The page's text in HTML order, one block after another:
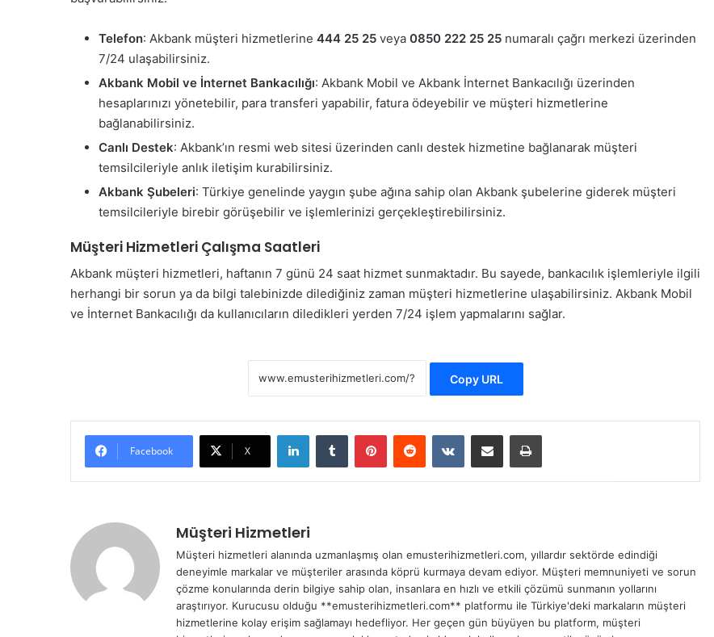
Telefon: Akbank müşteri hizmetlerine 444 25 25 veya 0850 222 25 25 numaralı çağrı merkezi üzerinden
7/24 ulaşabilirsiniz.
Akbank Mobil ve İnternet Bankacılığı: Akbank Mobil ve Akbank İnternet Bankacılığı üzerinden
hesaplarınızı yönetebilir, para transferi yapabilir, fatura ödeyebilir ve müşteri hizmetlerine
bağlanabilirsiniz.
Canlı Destek: Akbank’ın resmi web sitesi üzerinden canlı destek hizmetine bağlanarak müşteri
temsilcileriyle anlık iletişim kurabilirsiniz.
Akbank Şubeleri: Türkiye genelinde yaygın şube ağına sahip olan Akbank şubelerine giderek müşteri
temsilcileriyle birebir görüşebilir ve işlemlerinizi gerçekleştirebilirsiniz.
Müşteri Hizmetleri Çalışma Saatleri
Akbank müşteri hizmetleri, haftanın 7 günü 24 saat hizmet sunmaktadır. Bu sayede, bankacılık işlemleriyle ilgili
herhangi bir sorun ya da bilgi talebinizde dilediğiniz zaman müşteri hizmetlerine ulaşabilirsiniz. Akbank Mobil
ve İnternet Bankacılığı da kullanıcıların diledikleri yerden 7/24 işlem yapmalarını sağlar.
Copy URL
Facebook X
Müşteri Hizmetleri
Müşteri hizmetleri alanında uzmanlaşmış olan emusterihizmetleri.com, yıllardır sektörde edindiği
deneyimle markalar ve müşteriler arasında köprü kurmaya devam ediyor. Müşteri memnuniyeti ve sorun
çözme konularında derin bilgiye sahip olan, insanlara en hızlı ve etkili çözümü sunmanın yollarını
araştırıyor. Kurucusu olduğu **emusterihizmetleri.com** platformu ile Türkiye'deki markaların müşteri
hizmetlerine kolay erişim sağlamayı hedefliyor. Her geçen gün büyüyen bu platform, müşteri